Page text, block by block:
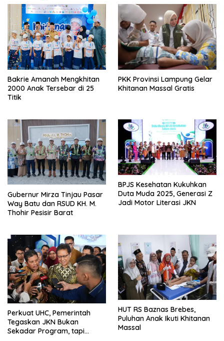
Bakrie Amanah Mengkhitan
2000 Anak Tersebar di 25
Titik
PKK Provinsi Lampung Gelar
Khitanan Massal Gratis
Gubernur Mirza Tinjau Pasar
Way Batu dan RSUD KH. M.
Thohir Pesisir Barat
BPJS Kesehatan Kukuhkan
Duta Muda 2025, Generasi Z
Jadi Motor Literasi JKN
Perkuat UHC, Pemerintah
Tegaskan JKN Bukan
Sekadar Program, tapi
HUT RS Baznas Brebes,
Puluhan Anak Ikuti Khitanan
Massal